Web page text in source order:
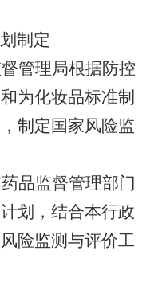
制定
管理局根据防控
为化妆品标准制
制定国家风险监
品监督管理部门
划，结合本行政
险监测与评价工